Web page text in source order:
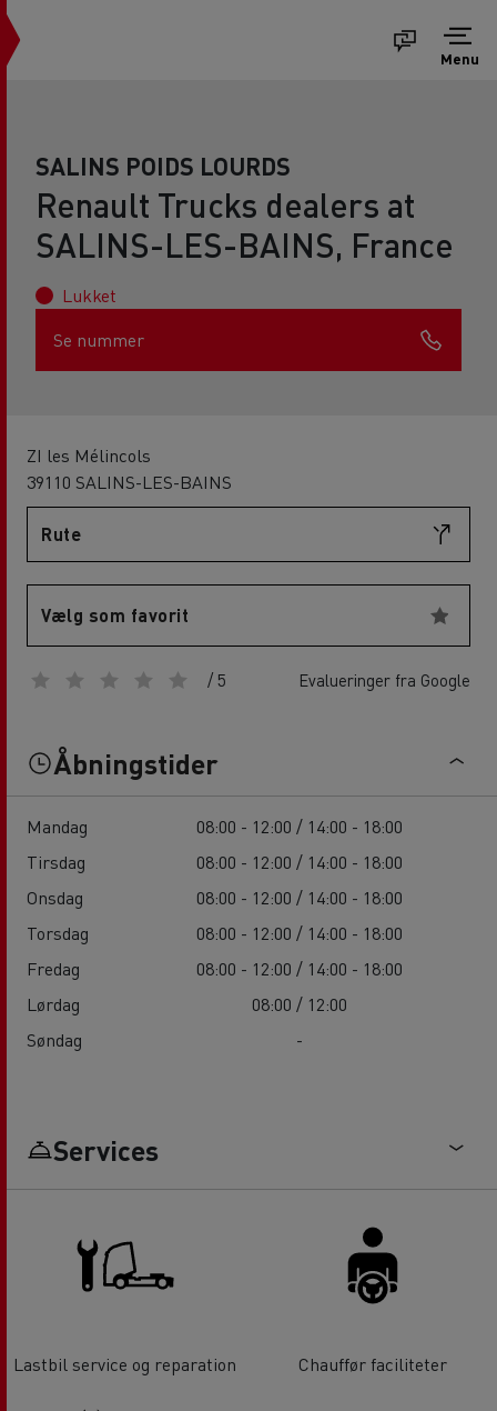
Menu
SALINS POIDS LOURDS
Renault Trucks dealers at
SALINS-LES-BAINS, France
Lukket
Se nummer
ZI les Mélincols
39110 SALINS-LES-BAINS
Rute
Vælg som favorit
/ 5 Evalueringer fra Google
Åbningstider
Mandag
08:00 - 12:00 / 14:00 - 18:00
Tirsdag
08:00 - 12:00 / 14:00 - 18:00
Onsdag
08:00 - 12:00 / 14:00 - 18:00
Torsdag
08:00 - 12:00 / 14:00 - 18:00
Fredag
08:00 - 12:00 / 14:00 - 18:00
Lørdag
08:00 / 12:00
Søndag
-
Services
Lastbil service og reparation Chauffør faciliteter